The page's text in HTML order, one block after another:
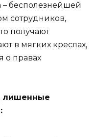
бесполезнейшей
сотрудников,
получают
в мягких креслах,
о правах
лишенные